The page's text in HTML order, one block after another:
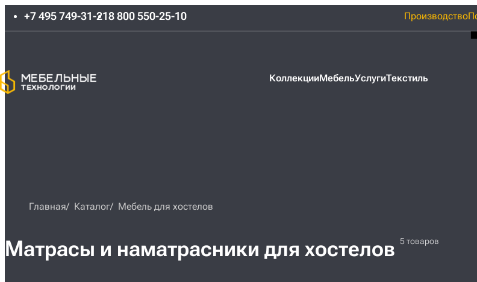
+7 495 749-31-218 800 550-25-10 Производство
КоллекцииМебельУслугиТекстиль
Главная Каталог Мебель для хостелов
Матрасы и наматрасники для хостелов